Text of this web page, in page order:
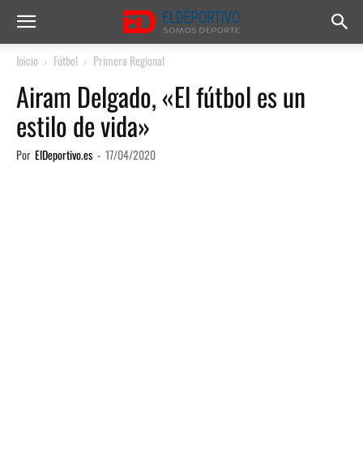
Inicio Fútbol Primera Regional
Airam Delgado, «El fútbol es un
estilo de vida»
Por ElDeportivo.es - 17/04/2020